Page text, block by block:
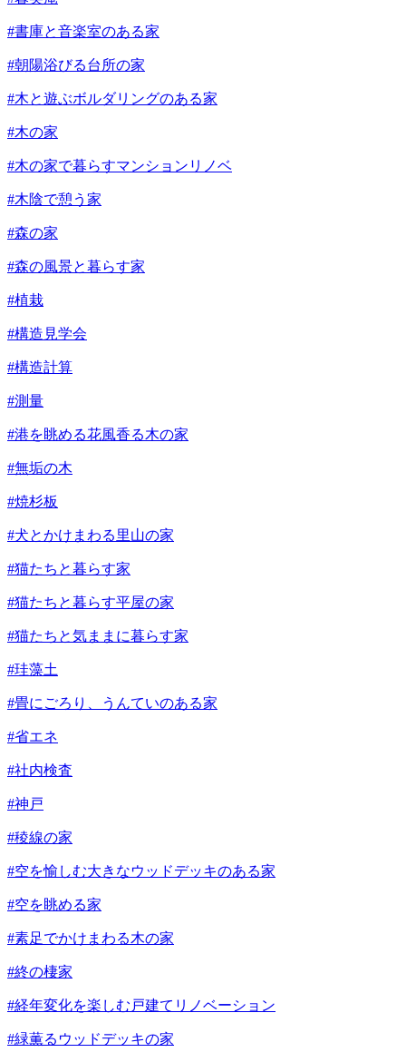
#書庫と音楽室のある家
#朝陽浴びる台所の家
#木と遊ぶボルダリングのある家
#木の家
#木の家で暮らすマンションリノベ
#木陰で憩う家
#森の家
#森の風景と暮らす家
#植栽
#構造見学会
#構造計算
#測量
#港を眺める花風香る木の家
#無垢の木
#焼杉板
#犬とかけまわる里山の家
#猫たちと暮らす家
#猫たちと暮らす平屋の家
#猫たちと気ままに暮らす家
#珪藻土
#畳にごろり、うんていのある家
#省エネ
#社内検査
#神戸
#稜線の家
#空を愉しむ大きなウッドデッキのある家
#空を眺める家
#素足でかけまわる木の家
#終の棲家
#経年変化を楽しむ戸建てリノベーション
#緑薫るウッドデッキの家